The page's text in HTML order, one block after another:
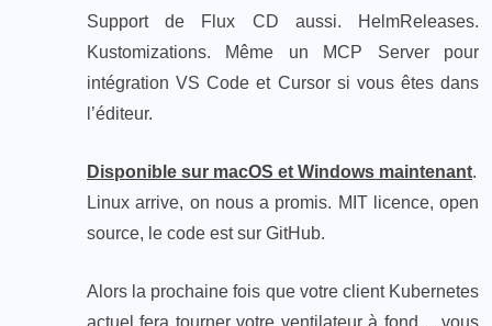
Support de Flux CD aussi. HelmReleases.
Kustomizations. Même un MCP Server pour
intégration VS Code et Cursor si vous êtes dans
l’éditeur.
Disponible sur macOS et Windows maintenant.
Linux arrive, on nous a promis. MIT licence, open
source, le code est sur GitHub.
Alors la prochaine fois que votre client Kubernetes
actuel fera tourner votre ventilateur à fond… vous